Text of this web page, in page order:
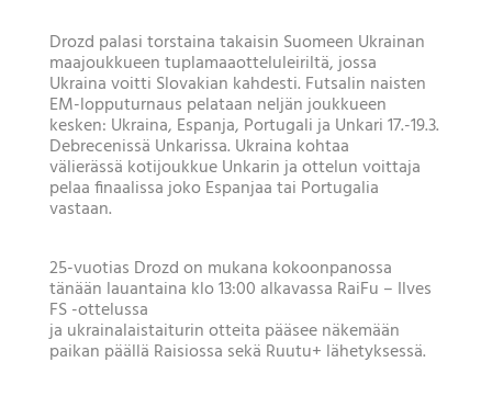
Drozd palasi torstaina takaisin Suomeen Ukrainan
maajoukkueen tuplamaaotteluleiriltä, jossa
Ukraina voitti Slovakian kahdesti. Futsalin naisten
EM-lopputurnaus pelataan neljän joukkueen
kesken: Ukraina, Espanja, Portugali ja Unkari 17.-19.3.
Debrecenissä Unkarissa. Ukraina kohtaa
välierässä kotijoukkue Unkarin ja ottelun voittaja
pelaa finaalissa joko Espanjaa tai Portugalia
vastaan.
25-vuotias Drozd on mukana kokoonpanossa
tänään lauantaina klo 13:00 alkavassa RaiFu – Ilves
FS -ottelussa
ja ukrainalaistaiturin otteita pääsee näkemään
paikan päällä Raisiossa sekä Ruutu+ lähetyksessä.